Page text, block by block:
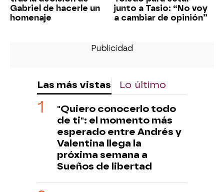
Gabriel de hacerle un
homenaje
junto a Tasio: “No voy
a cambiar de opinión”
Las más vistas Lo último
"Quiero conocerlo todo
de ti": el momento más
esperado entre Andrés y
Valentina llega la
próxima semana a
Sueños de libertad